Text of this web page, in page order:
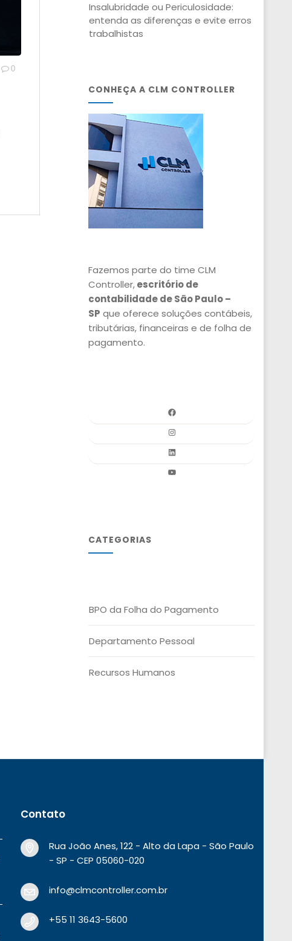
0
Insalubridade ou Periculosidade:
entenda as diferenças e evite erros
trabalhistas
CONHEÇA A CLM CONTROLLER
Fazemos parte do time CLM
Controller,escritório de
contabilidade de São Paulo –
SP que oferece soluções contábeis,
tributárias, financeiras e de folha de
pagamento.
CATEGORIAS
BPO da Folha do Pagamento
Departamento Pessoal
Recursos Humanos
Contato
Rua João Anes, 122 - Alto da Lapa - São Paulo
- SP - CEP 05060-020
info@clmcontroller.com.br
+55 11 3643-5600